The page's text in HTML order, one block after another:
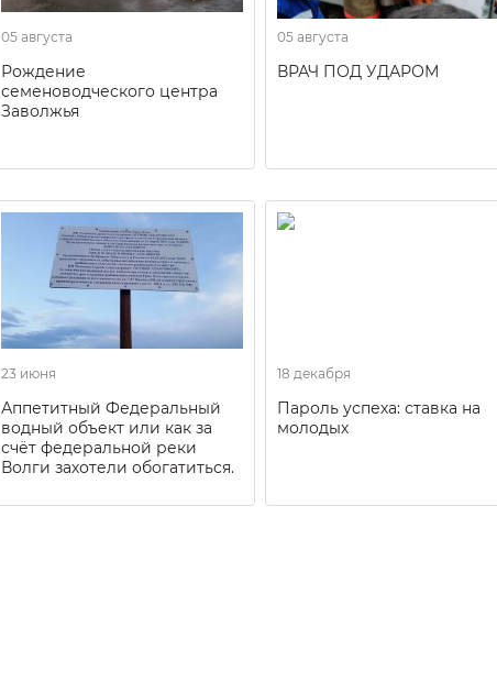
05 августа
Рождение
семеноводческого центра
Заволжья
05 августа
ВРАЧ ПОД УДАРОМ
23 июня
Аппетитный Федеральный
водный объект или как за
счёт федеральной реки
Волги захотели обогатиться.
18 декабря
Пароль успеха: ставка на
молодых